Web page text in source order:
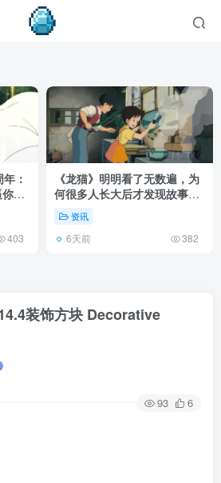
：
承
403
《龙猫》明明看了无数遍，为
何很多人长大后才发现故事根
本不在 1988 年！
资讯
6天前 382
装饰方块 Decorative
93 6